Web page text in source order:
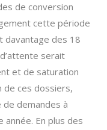
de conversion
cette période
davantage des 18
serait
et de saturation
de ces dossiers,
demandes à
En plus des